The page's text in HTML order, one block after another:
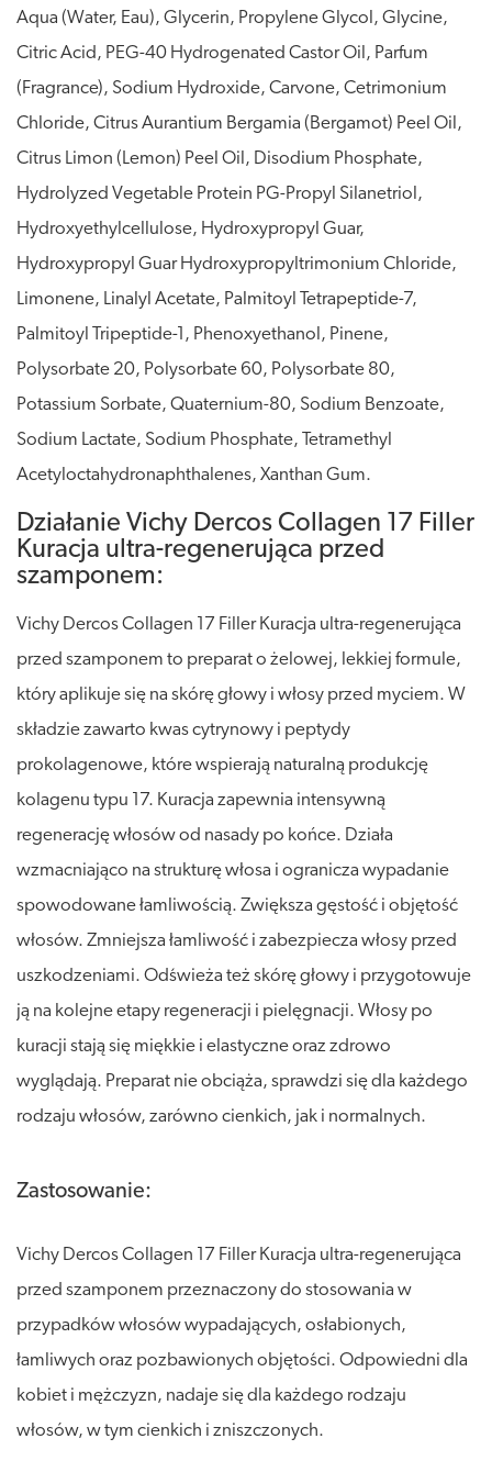
Aqua (Water, Eau), Glycerin, Propylene Glycol, Glycine,
Citric Acid, PEG-40 Hydrogenated Castor Oil, Parfum
(Fragrance), Sodium Hydroxide, Carvone, Cetrimonium
Chloride, Citrus Aurantium Bergamia (Bergamot) Peel Oil,
Citrus Limon (Lemon) Peel Oil, Disodium Phosphate,
Hydrolyzed Vegetable Protein PG-Propyl Silanetriol,
Hydroxyethylcellulose, Hydroxypropyl Guar,
Hydroxypropyl Guar Hydroxypropyltrimonium Chloride,
Limonene, Linalyl Acetate, Palmitoyl Tetrapeptide-7,
Palmitoyl Tripeptide-1, Phenoxyethanol, Pinene,
Polysorbate 20, Polysorbate 60, Polysorbate 80,
Potassium Sorbate, Quaternium-80, Sodium Benzoate,
Sodium Lactate, Sodium Phosphate, Tetramethyl
Acetyloctahydronaphthalenes, Xanthan Gum.
Działanie Vichy Dercos Collagen 17 Filler
Kuracja ultra-regenerująca przed
szamponem:
Vichy Dercos Collagen 17 Filler Kuracja ultra-regenerująca
przed szamponem to preparat o żelowej, lekkiej formule,
który aplikuje się na skórę głowy i włosy przed myciem. W
składzie zawarto kwas cytrynowy i peptydy
prokolagenowe, które wspierają naturalną produkcję
kolagenu typu 17. Kuracja zapewnia intensywną
regenerację włosów od nasady po końce. Działa
wzmacniająco na strukturę włosa i ogranicza wypadanie
spowodowane łamliwością. Zwiększa gęstość i objętość
włosów. Zmniejsza łamliwość i zabezpiecza włosy przed
uszkodzeniami. Odświeża też skórę głowy i przygotowuje
ją na kolejne etapy regeneracji i pielęgnacji. Włosy po
kuracji stają się miękkie i elastyczne oraz zdrowo
wyglądają. Preparat nie obciąża, sprawdzi się dla każdego
rodzaju włosów, zarówno cienkich, jak i normalnych.
Zastosowanie:
Vichy Dercos Collagen 17 Filler Kuracja ultra-regenerująca
przed szamponem przeznaczony do stosowania w
przypadków włosów wypadających, osłabionych,
łamliwych oraz pozbawionych objętości. Odpowiedni dla
kobiet i mężczyzn, nadaje się dla każdego rodzaju
włosów, w tym cienkich i zniszczonych.